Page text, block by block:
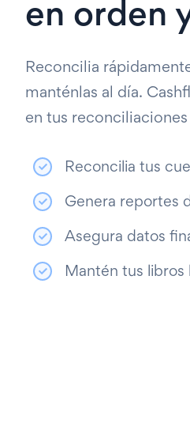
en orden
Reconcilia
manténlas al día.
en tus reconciliaciones
Reconcilia tus
Genera reportes
Asegura datos
Mantén tus libros